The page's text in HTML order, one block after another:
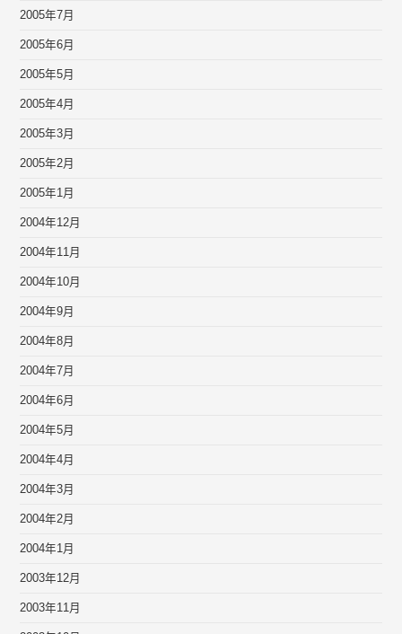
2005年7月
2005年6月
2005年5月
2005年4月
2005年3月
2005年2月
2005年1月
2004年12月
2004年11月
2004年10月
2004年9月
2004年8月
2004年7月
2004年6月
2004年5月
2004年4月
2004年3月
2004年2月
2004年1月
2003年12月
2003年11月